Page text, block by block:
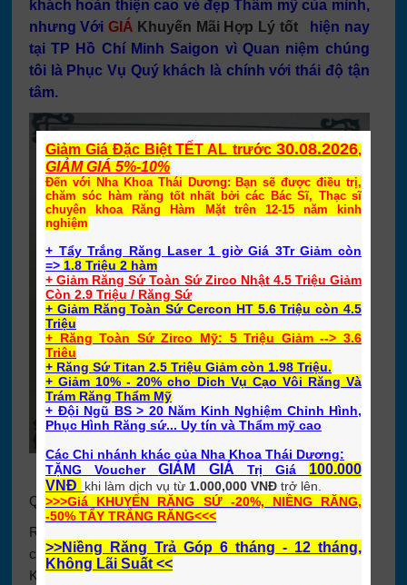
khách hoàn thiện cao vẻ đẹp Thẩm mỹ của mình,
nhưng Với GIÁ Khuyến Mãi Hợp Lý tốt
hiện nay
tại TP Hồ Chí Minh Saigon vì Quan niệm chúng
tôi là Phục Vụ Quý khách là chính với thái độ tận
tâm.
BằngNiềng Răng Danh TiếngHiệp Hội Niềng răng
Quốc Tế Roth Williams MỸ
Rất mong sự ủng hộ nhiệt tình của Quý khách với các
chương trìnhKhuyến Mãiđịnh kỳ và mong gặp lại Quý
Khách tại Nha Khoa Thái Dương.
Giảm Giá Đặc Biệt TẾT AL trước30.08.2026,
GIẢM GIÁ 5%-10%
Đến với Nha Khoa Thái Dương: Bạn sẽ được điều trị,
chăm sóc hàm răng tốt nhất bởi các Bác Sĩ, Thạc sĩ
chuyên khoa Răng Hàm Mặt trên 12-15 năm kinh
nghiệm
+ Tẩy Trắng Răng Laser 1 giờ Giá 3Tr Giảm còn
=> 1.8 Triệu 2 hàm
+ Giảm Răng Sứ Toàn Sứ Zirco Nhật 4.5 Triệu Giảm
Còn 2.9 Triệu / Răng Sứ
+ Giảm Răng Toàn Sứ Cercon HT 5.6 Triệu còn 4.5
Triệu
+ Răng Toàn Sứ Zirco Mỹ: 5 Triệu Giảm --> 3.6
Triêu
+ Răng Sứ Titan 2.5 Triệu Giảm còn 1.98 Triệu.
+ Giảm 10% - 20% cho Dich Vụ Cạo Vôi Răng Và
Trám Răng Thẩm Mỹ
+ Đội Ngũ BS > 20 Năm Kinh Nghiệm Chỉnh Hình,
Phục Hình Răng sứ... Uy tín và Thẩm mỹ cao
Các Chi nhánh khác của Nha Khoa Thái Dương:
TẶNG VoucherGIẢM GIÁ Trị Giá 100.000
VNĐ
khi làm dịch vụ từ 1.000,000 VNĐ trở lên.
>>>Giá KHUYẾN RĂNG SỨ -20%, NIỀNG RĂNG,
-50% TẨY TRẮNG RĂNG<<<
>>Niềng Răng Trả Góp 6 tháng - 12 tháng,
Không Lãi Suất <<